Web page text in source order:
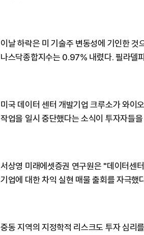
이날 하락은 미 기술주 변동성에 기인한 것
나스닥종합지수는 0.97% 내렸다. 필라델
미국 데이터 센터 개발기업 크루소가 와이
작업을 일시 중단했다는 소식이 투자자들
서상영 미래에셋증권 연구원은 "데이터센
기업에 대한 차익 실현 매물 출회를 자극했
중동 지역의 지정학적 리스크도 투자 심리